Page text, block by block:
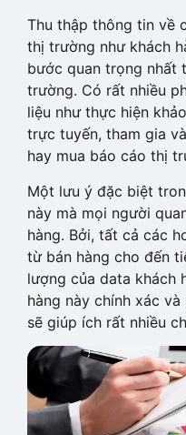
Thu thập thông tin về
thị trường như khách
bước quan trọng nhất
trường. Có rất nhiều
liệu như thực hiện
trực tuyến, tham gia
hay mua báo cáo thị
Một lưu ý đặc biệt
này mà mọi người
hàng. Bởi, tất cả các
từ bán hàng cho đến
lượng của data khách
hàng này chính xác
sẽ giúp ích rất nhiều